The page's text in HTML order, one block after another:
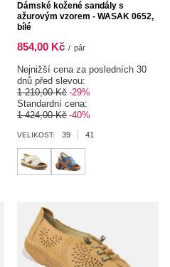
Dámské kožené sandály s
ažurovým vzorem - WASAK 0652,
bílé
854,00 Kč / pár
Nejnižší cena za posledních 30
dnů před slevou:
1 210,00 Kč -29%
Standardní cena:
1 424,00 Kč -40%
VELIKOST: 39 41